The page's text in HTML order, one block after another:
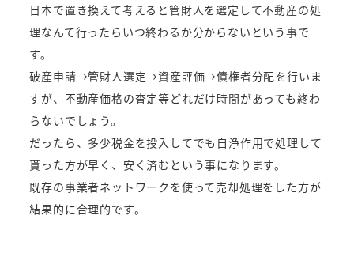
日本で置き換えて考えると管財人を選定して不動産の処
理なんて行ったらいつ終わるか分からないという事で
す。
破産申請→管財人選定→資産評価→債権者分配を行いま
すが、不動産価格の査定等どれだけ時間があっても終わ
らないでしょう。
だったら、多少税金を投入してでも自浄作用で処理して
貰った方が早く、安く済むという事になります。
既存の事業者ネットワークを使って売却処理をした方が
結果的に合理的です。